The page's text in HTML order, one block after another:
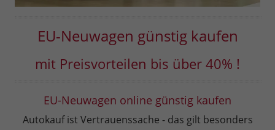
EU-Neuwagen günstig kaufen
mit Preisvorteilen bis über 40% !
EU-Neuwagen online günstig kaufen
Autokauf ist Vertrauenssache - das gilt besonders